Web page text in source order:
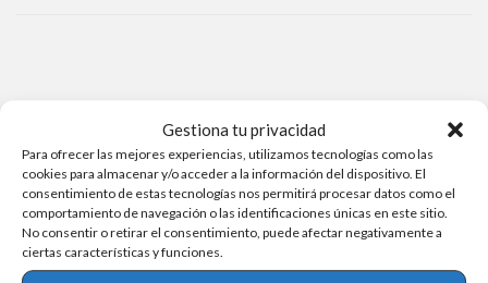
Gestiona tu privacidad
Para ofrecer las mejores experiencias, utilizamos tecnologías como las
cookies para almacenar y/o acceder a la información del dispositivo. El
consentimiento de estas tecnologías nos permitirá procesar datos como el
comportamiento de navegación o las identificaciones únicas en este sitio.
No consentir o retirar el consentimiento, puede afectar negativamente a
ciertas características y funciones.